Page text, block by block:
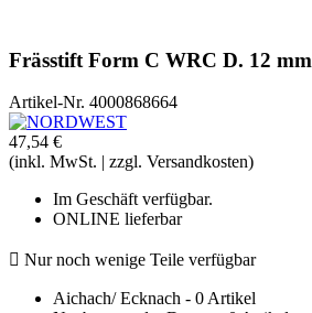
Frässtift Form C WRC D. 12 mm
Artikel-Nr. 4000868664
47,54 €
(inkl. MwSt. | zzgl. Versandkosten)
Im Geschäft verfügbar.
ONLINE lieferbar
 Nur noch wenige Teile verfügbar
Aichach/ Ecknach - 0 Artikel